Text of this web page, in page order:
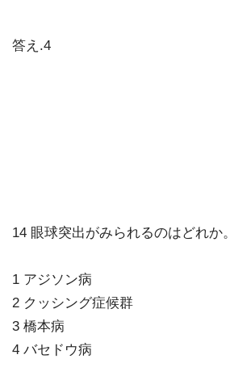
答え.4
14 眼球突出がみられるのはどれか。
1 アジソン病
2 クッシング症候群
3 橋本病
4 バセドウ病